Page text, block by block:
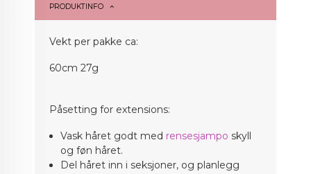
PRODUKTINFO
Vekt per pakke ca:
60cm 27g
Påsetting for extensions:
Vask håret godt med rensesjampo skyll
og føn håret.
Del håret inn i seksjoner, og planlegg